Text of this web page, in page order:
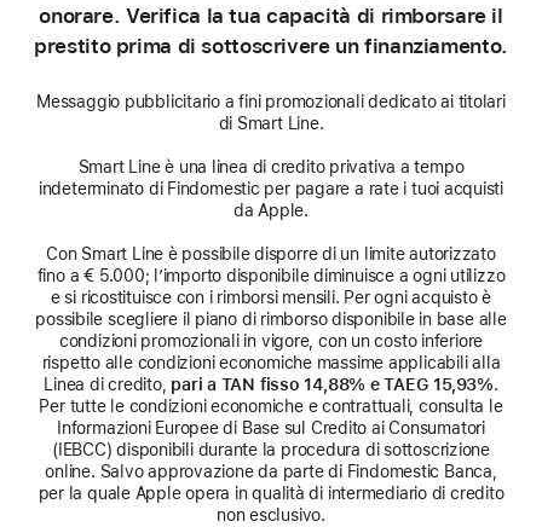
onorare. Verifica la tua capacità di rimborsare il
prestito prima di sottoscrivere un finanziamento.
Messaggio pubblicitario a fini promozionali dedicato ai titolari
di Smart Line.
Smart Line è una linea di credito privativa a tempo
indeterminato di Findomestic per pagare a rate i tuoi acquisti
da Apple.
Con Smart Line è possibile disporre di un limite autorizzato
fino a € 5.000; l’importo disponibile diminuisce a ogni utilizzo
e si ricostituisce con i rimborsi mensili. Per ogni acquisto è
possibile scegliere il piano di rimborso disponibile in base alle
condizioni promozionali in vigore, con un costo inferiore
rispetto alle condizioni economiche massime applicabili alla
Linea di credito, pari a TAN fisso 14,88% e TAEG 15,93%.
Per tutte le condizioni economiche e contrattuali, consulta le
Informazioni Europee di Base sul Credito ai Consumatori
(IEBCC) disponibili durante la procedura di sottoscrizione
online. Salvo approvazione da parte di Findomestic Banca,
per la quale Apple opera in qualità di intermediario di credito
non esclusivo.